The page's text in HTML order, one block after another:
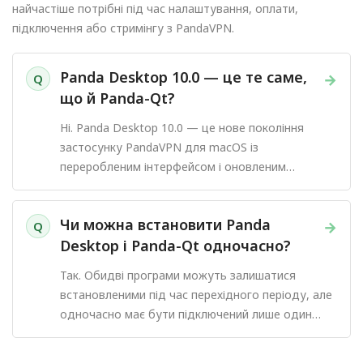
найчастіше потрібні під час налаштування, оплати,
підключення або стримінгу з PandaVPN.
Q →
Panda Desktop 10.0 — це те саме,
що й Panda-Qt?
Ні. Panda Desktop 10.0 — це нове покоління
застосунку PandaVPN для macOS із
переробленим інтерфейсом і оновленим
процесом підключення.
Q →
Чи можна встановити Panda
Desktop і Panda-Qt одночасно?
Так. Обидві програми можуть залишатися
встановленими під час перехідного періоду, але
одночасно має бути підключений лише один
клієнт PandaVPN.